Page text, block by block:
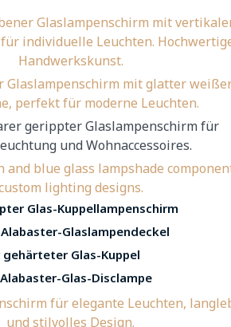
Glas-Kuppellampenschirm
Glaslampendeckel
gehärteter Glas-Kuppel
Glas-Disclampe